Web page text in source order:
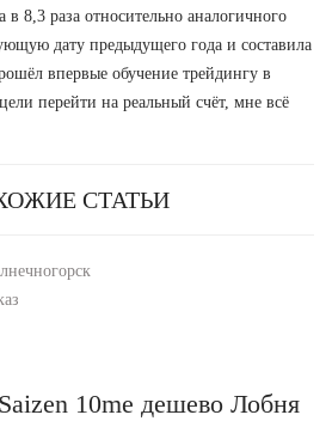
8,3 раза относительно аналогичного
дату предыдущего года и составила
впервые обучение трейдингу в
перейти на реальный счёт, мне всё
СТАТЬИ
10me дешево Лобня